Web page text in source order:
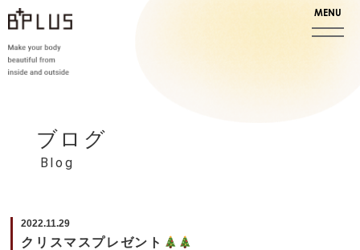
ブログ
Blog
2022.11.29
クリスマスプレゼント